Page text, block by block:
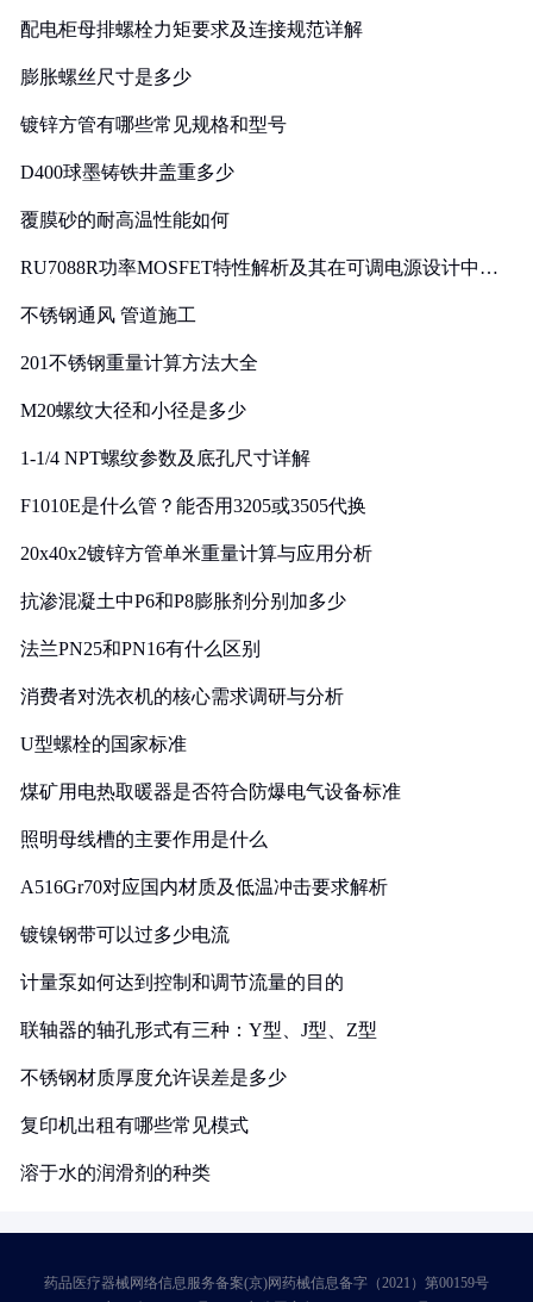
配电柜母排螺栓力矩要求及连接规范详解
膨胀螺丝尺寸是多少
镀锌方管有哪些常见规格和型号
D400球墨铸铁井盖重多少
覆膜砂的耐高温性能如何
RU7088R功率MOSFET特性解析及其在可调电源设计中的
不锈钢通风 管道施工
201不锈钢重量计算方法大全
M20螺纹大径和小径是多少
1-1/4 NPT螺纹参数及底孔尺寸详解
F1010E是什么管？能否用3205或3505代换
20x40x2镀锌方管单米重量计算与应用分析
抗渗混凝土中P6和P8膨胀剂分别加多少
法兰PN25和PN16有什么区别
消费者对洗衣机的核心需求调研与分析
U型螺栓的国家标准
煤矿用电热取暖器是否符合防爆电气设备标准
照明母线槽的主要作用是什么
A516Gr70对应国内材质及低温冲击要求解析
镀镍钢带可以过多少电流
计量泵如何达到控制和调节流量的目的
联轴器的轴孔形式有三种：Y型、J型、Z型
不锈钢材质厚度允许误差是多少
复印机出租有哪些常见模式
溶于水的润滑剂的种类
药品医疗器械网络信息服务备案(京)网药械信息备字（2021）第00159号